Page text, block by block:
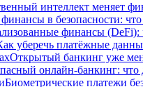
интеллект меняет
в безопасности: что
финансы (DeFi):
уберечь платёжные
Открытый банкинг уже
онлайн-банкинг: что
Биометрические платежи